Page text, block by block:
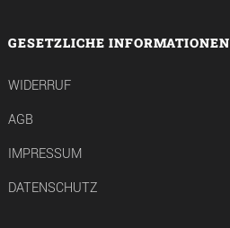
GESETZLICHE INFORMATIONEN
WIDERRUF
AGB
IMPRESSUM
DATENSCHUTZ